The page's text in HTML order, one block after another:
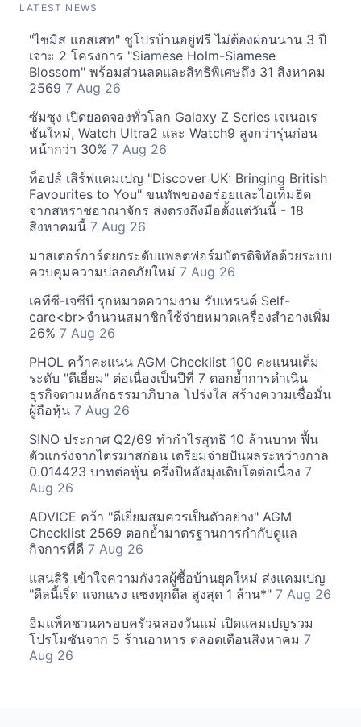
LATEST NEWS
"ไซมิส แอสเสท" ชูโปรบ้านอยู่ฟรี ไม่ต้องผ่อนนาน 3 ปี
เจาะ 2 โครงการ "Siamese Holm-Siamese
Blossom" พร้อมส่วนลดและสิทธิพิเศษถึง 31 สิงหาคม
2569 7 Aug 26
ซัมซุง เปิดยอดจองทั่วโลก Galaxy Z Series เจเนอเร
ชันใหม่, Watch Ultra2 และ Watch9 สูงกว่ารุ่นก่อน
หน้ากว่า 30% 7 Aug 26
ท็อปส์ เสิร์ฟแคมเปญ "Discover UK: Bringing British
Favourites to You" ขนทัพของอร่อยและไอเท็มฮิต
จากสหราชอาณาจักร ส่งตรงถึงมือตั้งแต่วันนี้ - 18
สิงหาคมนี้ 7 Aug 26
มาสเตอร์การ์ดยกระดับแพลตฟอร์มบัตรดิจิทัลด้วยระบบ
ควบคุมความปลอดภัยใหม่ 7 Aug 26
เคทีซี-เจซีบี รุกหมวดความงาม รับเทรนด์ Self-
care<br>จำนวนสมาชิกใช้จ่ายหมวดเครื่องสำอางเพิ่ม
26% 7 Aug 26
PHOL คว้าคะแนน AGM Checklist 100 คะแนนเต็ม
ระดับ "ดีเยี่ยม" ต่อเนื่องเป็นปีที่ 7 ตอกย้ำการดำเนิน
ธุรกิจตามหลักธรรมาภิบาล โปร่งใส สร้างความเชื่อมั่น
ผู้ถือหุ้น 7 Aug 26
SINO ประกาศ Q2/69 ทำกำไรสุทธิ 10 ล้านบาท ฟื้น
ตัวแกร่งจากไตรมาสก่อน เตรียมจ่ายปันผลระหว่างกาล
0.014423 บาทต่อหุ้น ครึ่งปีหลังมุ่งเติบโตต่อเนื่อง 7
Aug 26
ADVICE คว้า "ดีเยี่ยมสมควรเป็นตัวอย่าง" AGM
Checklist 2569 ตอกย้ำมาตรฐานการกำกับดูแล
กิจการที่ดี 7 Aug 26
แสนสิริ เข้าใจความกังวลผู้ซื้อบ้านยุคใหม่ ส่งแคมเปญ
"ดีลนี้เริ่ด แจกแรง แซงทุกดีล สูงสุด 1 ล้าน*" 7 Aug 26
อิมแพ็คชวนครอบครัวฉลองวันแม่ เปิดแคมเปญรวม
โปรโมชันจาก 5 ร้านอาหาร ตลอดเดือนสิงหาคม 7
Aug 26